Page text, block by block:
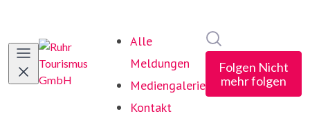
Alle
Meldungen
Mediengalerie
Kontakt
Folgen Nicht
mehr folgen